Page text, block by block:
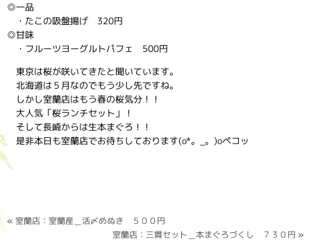
◎一品
・たこの吸盤揚げ 320円
◎甘味
・フルーツヨーグルトパフェ 500円
東京は桜が咲いてきたと聞いています。
北海道は５月なのでもう少し先ですね。
しかし室蘭店はもう春の桜気分！！
大人気「桜ランチセット」！
そして長崎からは生本まぐろ！！
是非本日も室蘭店でお待ちしております(o*。_。)oペコッ
« 室蘭店：室蘭産＿活〆めぬき ５００円
室蘭店：三貫セット＿本まぐろづくし ７３０円 »